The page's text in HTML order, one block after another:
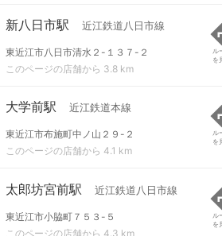
新八日市駅 近江鉄道八日市線
東近江市八日市清水２-１３７-２
このページの店舗から 3.8 km
ル
を
大学前駅 近江鉄道本線
東近江市布施町中ノ山２９-２
このページの店舗から 4.1 km
ル
を
太郎坊宮前駅 近江鉄道八日市線
東近江市小脇町７５３-５
このページの店舗から 4.3 km
ル
を